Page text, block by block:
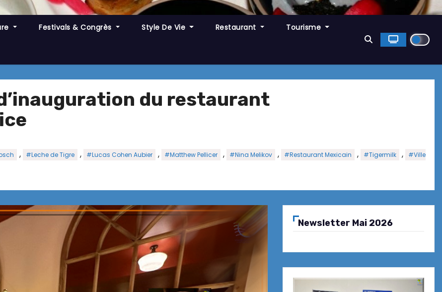
Festivals & Congrès Style De Vie Restaurant Tourisme
du restaurant
, #Leche de Tigre , #Lucas Cohen Aubier , #Matthew Pellicer , #Nina Melikov , #Restaurant Mexicain , #Tigermilk ,
#Ville
Newsletter Mai 2026